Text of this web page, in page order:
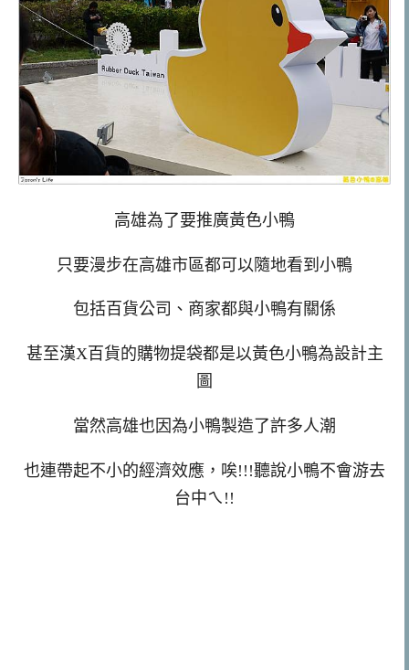
高雄為了要推廣黃色小鴨
只要漫步在高雄市區都可以隨地看到小鴨
包括百貨公司、商家都與小鴨有關係
甚至漢X百貨的購物提袋都是以黃色小鴨為設計主
圖
當然高雄也因為小鴨製造了許多人潮
也連帶起不小的經濟效應，唉!!!聽說小鴨不會游去
台中ㄟ!!